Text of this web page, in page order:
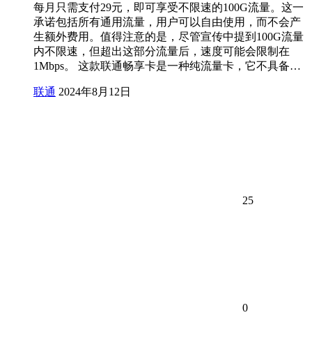
每月只需支付29元，即可享受不限速的100G流量。这一
承诺包括所有通用流量，用户可以自由使用，而不会产
生额外费用。值得注意的是，尽管宣传中提到100G流量
内不限速，但超出这部分流量后，速度可能会限制在
1Mbps。 这款联通畅享卡是一种纯流量卡，它不具备…
联通 2024年8月12日
25
0